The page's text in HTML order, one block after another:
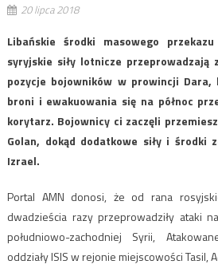
20 lipca 2018
Libańskie środki masowego
syryjskie siły lotnicze przeprowadzają
pozycje bojowników w prowincji Dara,
broni i ewakuowania się na północ
korytarz. Bojownicy ci zaczęli
Golan, dokąd dodatkowe siły i środki
Izrael.
Portal AMN donosi, że od rana
dwadzieścia razy przeprowadziły ataki
południowo-zachodniej Syrii,
oddziały ISIS w rejonie miejscowości Tasil,